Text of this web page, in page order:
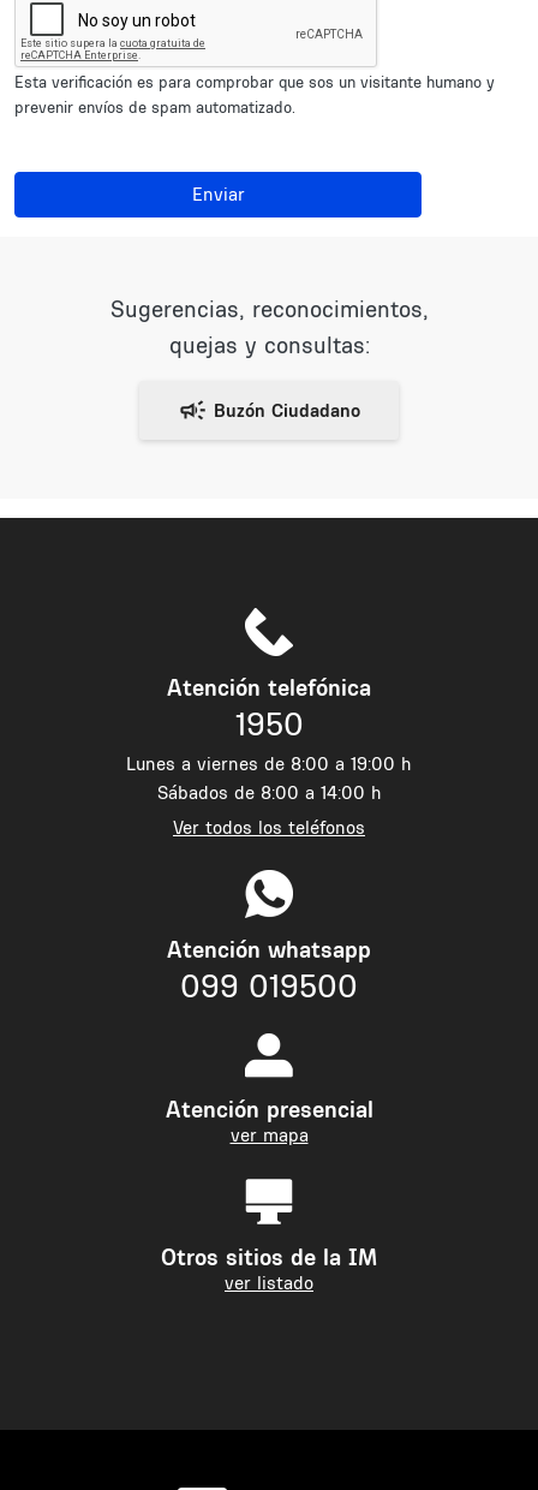
Esta verificación es para comprobar que sos un visitante humano y
prevenir envíos de spam automatizado.
Enviar
Sugerencias, reconocimientos,
quejas y consultas:
Atención telefónica
1950
Lunes a viernes de 8:00 a 19:00 h
Sábados de 8:00 a 14:00 h
Ver todos los teléfonos
Atención whatsapp
099 019500
Atención presencial
ver mapa
Otros sitios de la IM
ver listado